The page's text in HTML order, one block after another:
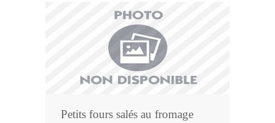
Petits fours salés au fromage